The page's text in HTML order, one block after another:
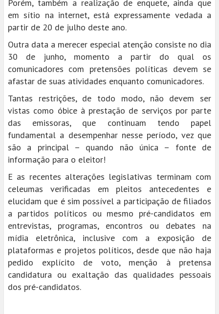
Porém, também a realização de enquete, ainda que
em sítio na internet, está expressamente vedada a
partir de 20 de julho deste ano.
Outra data a merecer especial atenção consiste no dia
30 de junho, momento a partir do qual os
comunicadores com pretensões políticas devem se
afastar de suas atividades enquanto comunicadores.
Tantas restrições, de todo modo, não devem ser
vistas como óbice à prestação de serviços por parte
das emissoras, que continuam tendo papel
fundamental a desempenhar nesse período, vez que
são a principal – quando não única – fonte de
informação para o eleitor!
E as recentes alterações legislativas terminam com
celeumas verificadas em pleitos antecedentes e
elucidam que é sim possível a participação de filiados
a partidos políticos ou mesmo pré-candidatos em
entrevistas, programas, encontros ou debates na
mídia eletrônica, inclusive com a exposição de
plataformas e projetos políticos, desde que não haja
pedido explícito de voto, menção à pretensa
candidatura ou exaltação das qualidades pessoais
dos pré-candidatos.